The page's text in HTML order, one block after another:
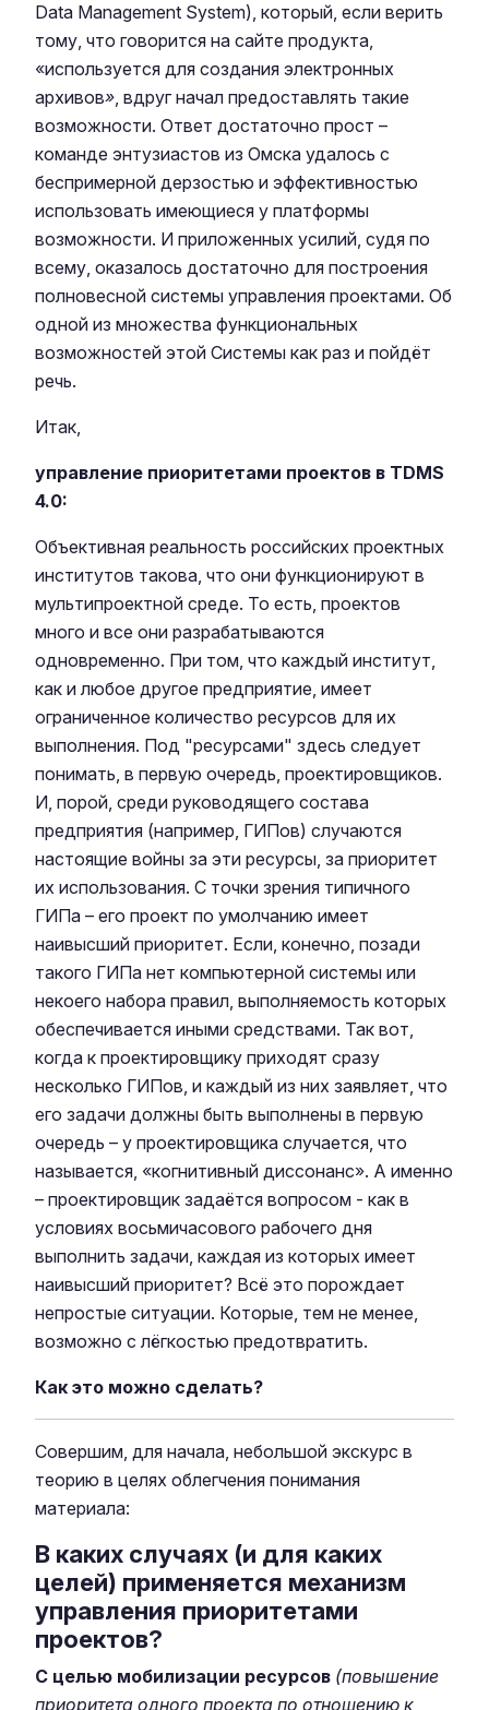
Data Management System), который, если верить
тому, что говорится на сайте продукта,
«используется для создания электронных
архивов», вдруг начал предоставлять такие
возможности. Ответ достаточно прост –
команде энтузиастов из Омска удалось с
беспримерной дерзостью и эффективностью
использовать имеющиеся у платформы
возможности. И приложенных усилий, судя по
всему, оказалось достаточно для построения
полновесной системы управления проектами. Об
одной из множества функциональных
возможностей этой Системы как раз и пойдёт
речь.
Итак,
управление приоритетами проектов в TDMS
4.0:
Объективная реальность российских проектных
институтов такова, что они функционируют в
мультипроектной среде. То есть, проектов
много и все они разрабатываются
одновременно. При том, что каждый институт,
как и любое другое предприятие, имеет
ограниченное количество ресурсов для их
выполнения. Под "ресурсами" здесь следует
понимать, в первую очередь, проектировщиков.
И, порой, среди руководящего состава
предприятия (например, ГИПов) случаются
настоящие войны за эти ресурсы, за приоритет
их использования. С точки зрения типичного
ГИПа – его проект по умолчанию имеет
наивысший приоритет. Если, конечно, позади
такого ГИПа нет компьютерной системы или
некоего набора правил, выполняемость которых
обеспечивается иными средствами. Так вот,
когда к проектировщику приходят сразу
несколько ГИПов, и каждый из них заявляет, что
его задачи должны быть выполнены в первую
очередь – у проектировщика случается, что
называется, «когнитивный диссонанс». А именно
– проектировщик задаётся вопросом - как в
условиях восьмичасового рабочего дня
выполнить задачи, каждая из которых имеет
наивысший приоритет? Всё это порождает
непростые ситуации. Которые, тем не менее,
возможно с лёгкостью предотвратить.
Как это можно сделать?
Совершим, для начала, небольшой экскурс в
теорию в целях облегчения понимания
материала:
В каких случаях (и для каких
целей) применяется механизм
управления приоритетами
проектов?
С целью мобилизации ресурсов (повышение
приоритета одного проекта по отношению к